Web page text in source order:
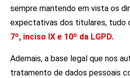
sempre mantendo em vista os
expectativas dos titulares, tudo
7º, inciso IX e 10º da LGPD.
Ademais, a base legal que nos
tratamento de dados pessoais